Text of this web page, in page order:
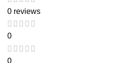
0 reviews
0
0